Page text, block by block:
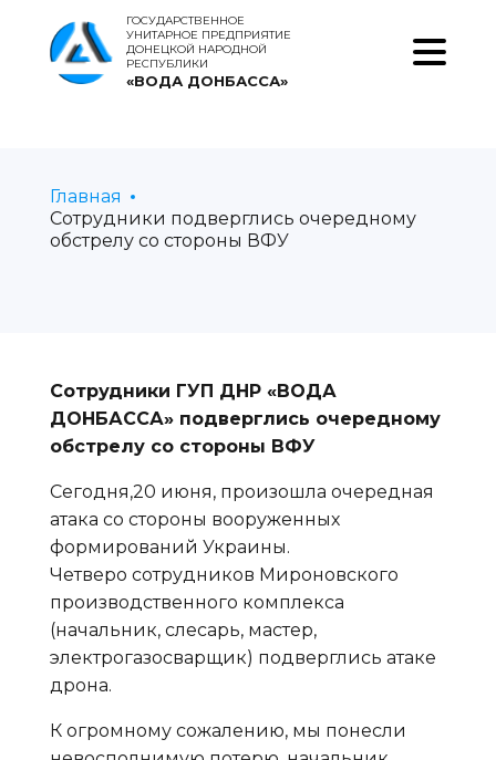
ГОСУДАРСТВЕННОЕ
УНИТАРНОЕ ПРЕДПРИЯТИЕ
ДОНЕЦКОЙ НАРОДНОЙ
РЕСПУБЛИКИ
«ВОДА ДОНБАССА»
Главная
Сотрудники подверглись очередному
обстрелу со стороны ВФУ
Сотрудники ГУП ДНР «ВОДА
ДОНБАССА» подверглись очередному
обстрелу со стороны ВФУ
Сегодня,20 июня, произошла очередная
атака со стороны вооруженных
формирований Украины.
Четверо сотрудников Мироновского
производственного комплекса
(начальник, слесарь, мастер,
электрогазосварщик) подверглись атаке
дрона.
К огромному сожалению, мы понесли